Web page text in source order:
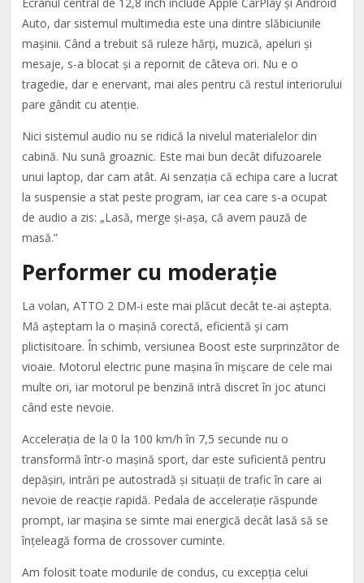
Auto, dar sistemul multimedia este una dintre slăbiciunile
mașinii. Când a trebuit să ruleze hărți, muzică, apeluri și
mesaje, s-a blocat și a repornit de câteva ori. Nu e o
tragedie, dar e enervant, mai ales pentru că restul interiorului
pare gândit cu atenție.
Nici sistemul audio nu se ridică la nivelul materialelor din
cabină. Nu sună groaznic. Este mai bun decât difuzoarele
unui laptop, dar cam atât. Ai senzația că echipa care a lucrat
la suspensie a stat peste program, iar cea care s-a ocupat
de audio a zis: „Lasă, merge și-așa, că avem pauză de
masă.”
Performer cu moderație
La volan, ATTO 2 DM-i este mai plăcut decât te-ai aștepta.
Mă așteptam la o mașină corectă, eficientă și cam
plictisitoare. În schimb, versiunea Boost este surprinzător de
vioaie. Motorul electric pune mașina în mișcare de cele mai
multe ori, iar motorul pe benzină intră discret în joc atunci
când este nevoie.
Accelerația de la 0 la 100 km/h în 7,5 secunde nu o
transformă într-o mașină sport, dar este suficientă pentru
depășiri, intrări pe autostradă și situații de trafic în care ai
nevoie de reacție rapidă. Pedala de accelerație răspunde
prompt, iar mașina se simte mai energică decât lasă să se
înțeleagă forma de crossover cuminte.
Am folosit toate modurile de condus, cu excepția celui